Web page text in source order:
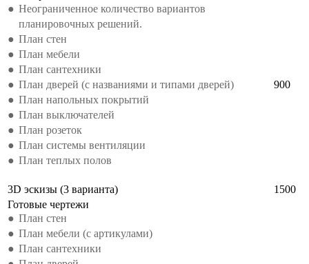
Неограниченное количество вариантов
планировочных решений.
План стен
План мебели
План сантехники
План дверей (с названиями и типами дверей)
План напольных покрытий
План выключателей
План розеток
План системы вентиляции
План теплых полов
900
3D эскизы (3 варианта)
1500
Готовые чертежи
План стен
План мебели (с артикулами)
План сантехники